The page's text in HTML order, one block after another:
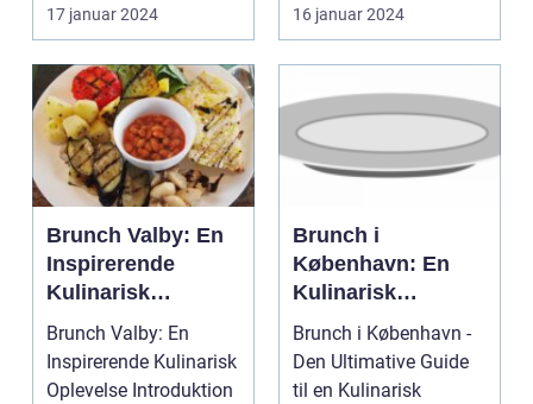
17 januar 2024
historisk inspireret
måltid
afslapp...
16 januar 2024
Brunch Valby: En
Inspirerende
Kulinarisk
Oplevelse for
Eventyrrejsende
og Backpackere
Brunch Valby: En
Inspirerende Kulinarisk
Oplevelse Introduktion
Brunch i
København: En
Kulinarisk
Oplevelse for
Eventyrrejsende
og Backpackere
Brunch i København -
Den Ultimative Guide
til en Kulinarisk